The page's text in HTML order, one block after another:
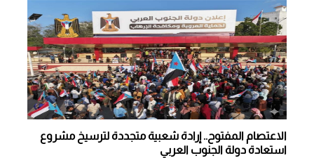
الاعتصام المفتوح.. إرادة شعبية متجددة لترسيخ مشروع
استعادة دولة الجنوب العربي